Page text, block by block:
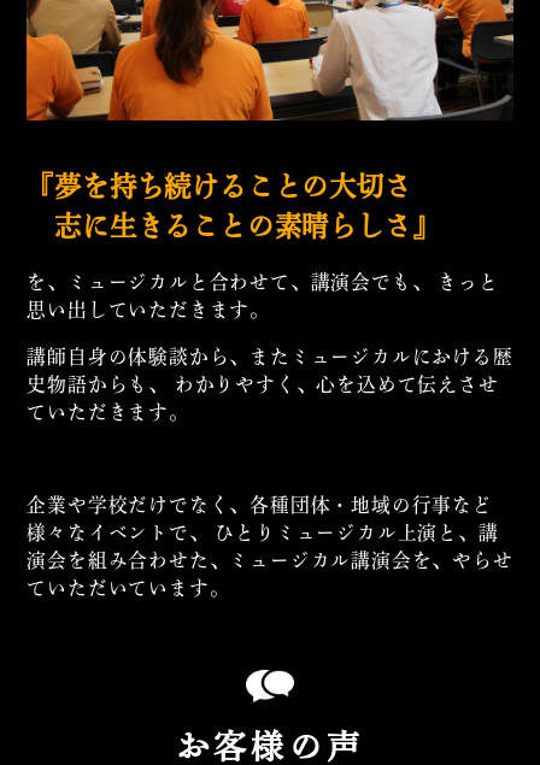
『夢を持ち続けることの大切さ
志に生きることの素晴らしさ』
を、ミュージカルと合わせて、講演会でも、
きっと
思い出していただきます。
講師自身の体験談から、またミュージカルにおける歴
史物語からも、
わかりやすく、心を込めて伝えさせ
ていただきます。
企業や学校だけでなく、各種団体・地域の行事など
様々なイベントで、
ひとりミュージカル上演と、講
演会を組み合わせた、ミュージカル講演会を、やらせ
ていただいています。
お客様の声